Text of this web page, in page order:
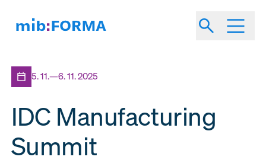
5. 11.—6. 11. 2025
IDC Manufacturing
Summit